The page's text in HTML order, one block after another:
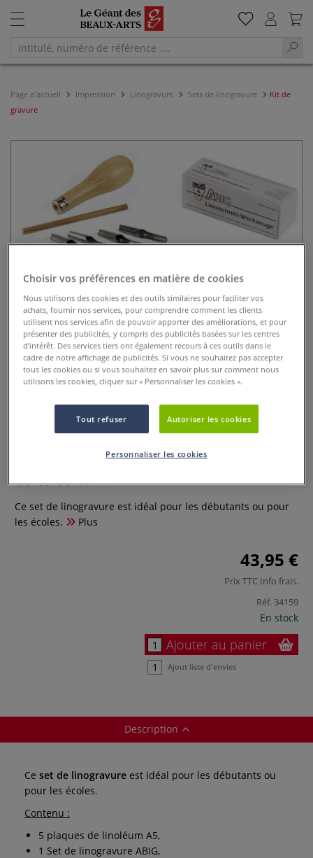
Page d'accueil Impression Linogravure Sets de linogravure
Kit de
gravure
Kit de gravure
2 Commentaires
Ce set de linogravure est idéal pour les débutants ou pour
les écoles.
Plus
43,95 €
Prix TTC Info frais.
Réf. 34159
En stock
Ajouter au panier
Ajout liste d'envies
Description
Ce set de linogravure est idéal pour les débutants ou
pour les écoles.
Contenu :
5 plaques de linoléum A5,
1 Set de linogravure ABIG,
Choisir vos préférences en matière de cookies
Nous utilisons des cookies et des outils similaires pour faciliter vos
achats, fournir nos services, pour comprendre comment les clients
utilisent nos services afin de pouvoir apporter des améliorations, et pour
présenter des publicités, y compris des publicités basées sur les centres
d’intérêt. Des services tiers ont également recours à ces outils dans le
cadre de notre affichage de publicités. Si vous ne souhaitez pas accepter
tous les cookies ou si vous souhaitez en savoir plus sur comment nous
utilisons les cookies, cliquer sur « Personnaliser les cookies ».
Tout refuser Autoriser les cookies
Personnaliser les cookies